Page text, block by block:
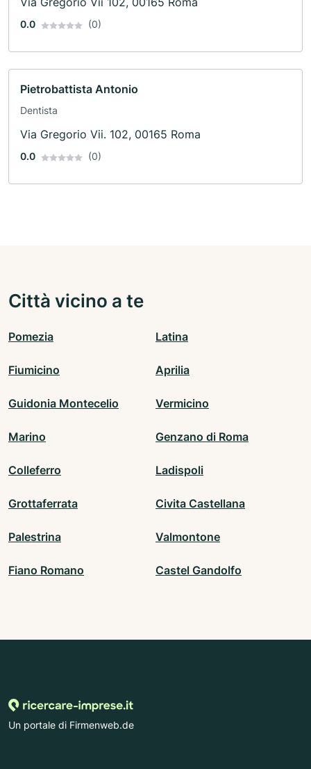
0.0 (0)
Pietrobattista Antonio
Dentista
Via Gregorio Vii. 102, 00165 Roma
0.0 (0)
Città vicino a te
Pomezia Latina
Fiumicino Aprilia
Guidonia Montecelio Vermicino
Marino Genzano di Roma
Colleferro Ladispoli
Grottaferrata Civita Castellana
Palestrina Valmontone
Fiano Romano Castel Gandolfo
Un portale di Firmenweb.de